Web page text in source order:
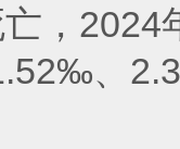
，2024
、